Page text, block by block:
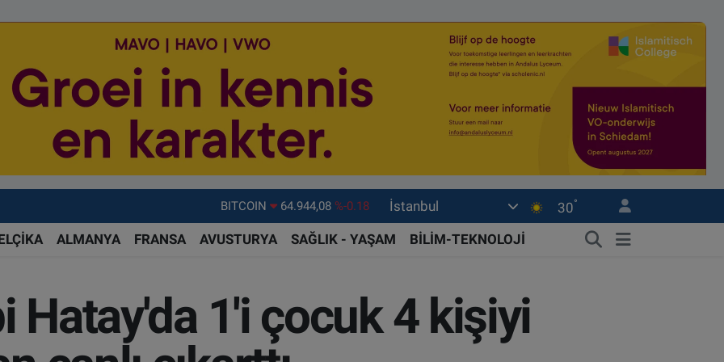
DOLAR 47,7436 %0.18
EURO
55,2510 %0.32
GRAM ALTIN
%0.03
BİST100
13.779
%-14
BITCOIN
İstanbul 30°
ALMANYA FRANSA AVUSTURYA SAĞLIK - YAŞAM BİLİM-TEKNOLOJİ
Hatay'da 1'i çocuk 4 kişiyi